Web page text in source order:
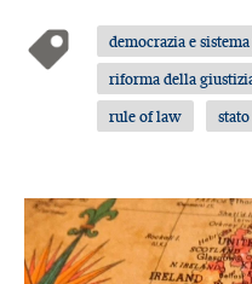
democrazia e
riforma della
rule of law